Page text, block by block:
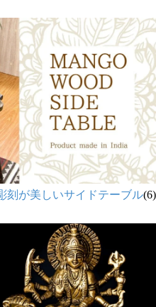
刻が美しいサイドテーブル(6)